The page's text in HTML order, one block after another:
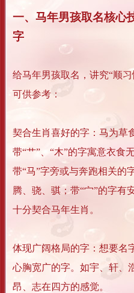
一、马年男孩取名核心
字
给马年男孩取名，讲究“顺
可供参考：
契合生肖喜好的字：马为草
带“艹”、“木”的字寓意衣食
带“马”字旁或与奔跑相关的
腾、骁、骐；带“宀”的字有
十分契合马年生肖。
体现广阔格局的字：想要名
心胸宽广的字。如宇、轩、
昂、志在四方的感觉。